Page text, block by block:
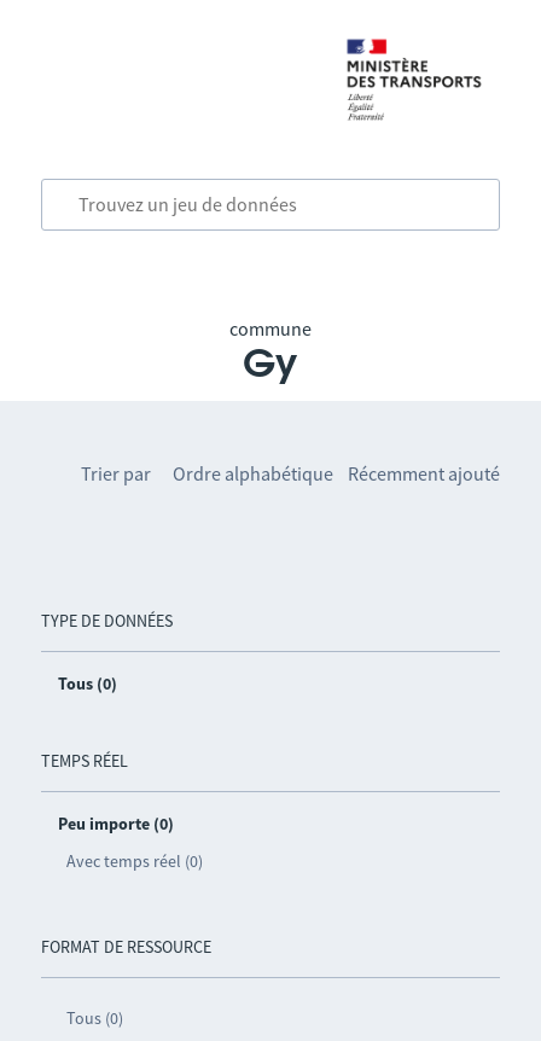
commune
Gy
TYPE DE DONNÉES
Tous (0)
TEMPS RÉEL
Peu importe (0)
Avec temps réel (0)
FORMAT DE RESSOURCE
Tous (0)
Trier par Ordre alphabétique Récemment ajouté